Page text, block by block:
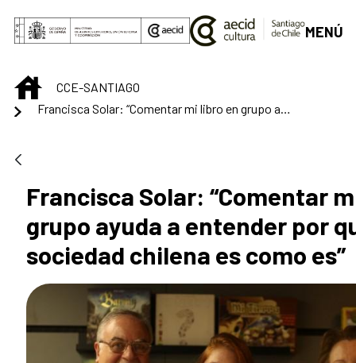
Saltar al contenido principal
MENÚ
INICIOCCE-SANTIAGO
Francisca Solar: “Comentar
grupo ayuda a entender por
sociedad chilena es como es”